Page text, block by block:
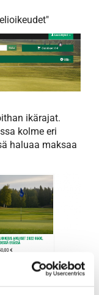
ikärajat.
kolme eri
haluaa maksaa